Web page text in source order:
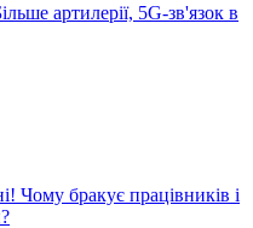
артилерії, 5G-зв'язок в
Чому бракує працівників і